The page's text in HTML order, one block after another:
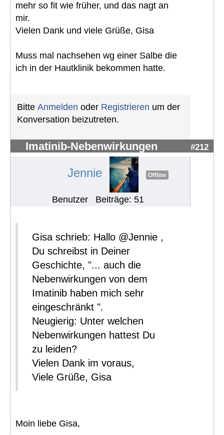
mehr so fit wie früher, und das nagt an
mir.
Vielen Dank und viele Grüße, Gisa
Muss mal nachsehen wg einer Salbe die
ich in der Hautklinik bekommen hatte.
Bitte Anmelden oder Registrieren um der
Konversation beizutreten.
Imatinib-Nebenwirkungen #212
Jennie Offline
Benutzer Beiträge: 51
Gisa schrieb: Hallo @Jennie ,
Du schreibst in Deiner
Geschichte, "... auch die
Nebenwirkungen von dem
Imatinib haben mich sehr
eingeschränkt ".
Neugierig: Unter welchen
Nebenwirkungen hattest Du
zu leiden?
Vielen Dank im voraus,
Viele Grüße, Gisa
Moin liebe Gisa,